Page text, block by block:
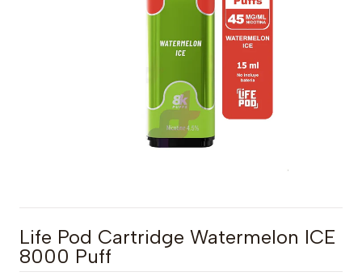
Life Pod Cartridge Watermelon ICE
8000 Puff